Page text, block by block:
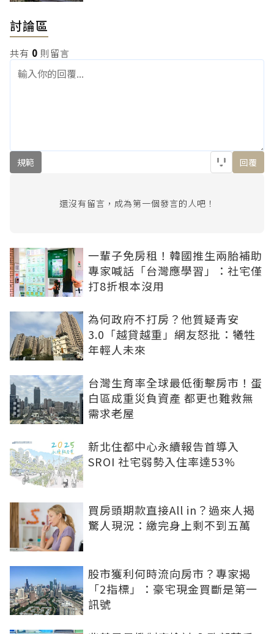
討論區
共有 0 則留言
規範 回覆
還沒有留言，成為第一個發言的人吧！
一輩子免房租！韓國推生兩胎補助
專家喊話「台灣應學習」：社宅僅
打8折根本沒用
為何政府不打房？他質疑青安
3.0「越貸越重」網友怒批：犧牲
年輕人未來
台灣生育率全球最低衝擊房市！蛋
白區成重災負資產 都更也難救無
需求老屋
新北住都中心永續報告首導入
SROI 社宅弱勢入住率達53%
買房頭期款直接All in？過來人揭
驚人現況：繳完身上剩不到五萬
股市獲利何時流向房市？專家揭
「2指標」：豪宅現金買斷是第一
訊號